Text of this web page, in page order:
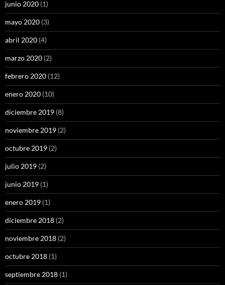
junio 2020 (1)
mayo 2020 (3)
abril 2020 (4)
marzo 2020 (2)
febrero 2020 (12)
enero 2020 (10)
diciembre 2019 (8)
noviembre 2019 (2)
octubre 2019 (2)
julio 2019 (2)
junio 2019 (1)
enero 2019 (1)
diciembre 2018 (2)
noviembre 2018 (2)
octubre 2018 (1)
septiembre 2018 (1)